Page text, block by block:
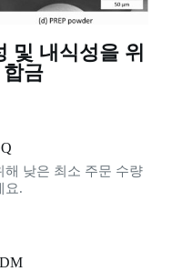
및 내식성을 위
금
해 낮은 최소 주문 수량
요.